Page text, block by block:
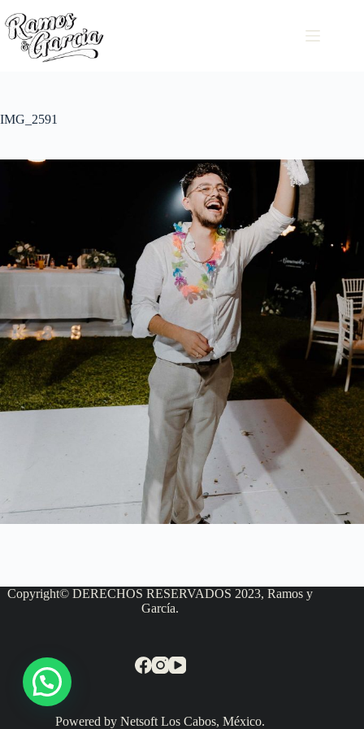
IMG_2591
Copyright© DERECHOS RESERVADOS 2023, Ramos y
García.
Powered by Netsoft Los Cabos, México.